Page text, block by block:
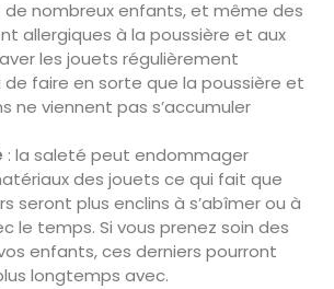
: de nombreux enfants, et même des
allergiques à la poussière et aux
les jouets régulièrement
faire en sorte que la poussière et
ne viennent pas s’accumuler
: la saleté peut endommager
des jouets ce qui fait que
seront plus enclins à s’abîmer ou à
le temps. Si vous prenez soin des
enfants, ces derniers pourront
longtemps avec.